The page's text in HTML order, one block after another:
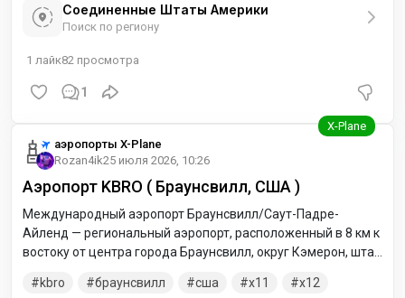
Соединенные Штаты Америки
Поиск по региону
1 лайк82 просмотра
1
аэропорты X-Plane
Rozan4ik25 июля 2026, 10:26
Аэропорт KBRO ( Браунсвилл, США )
Международный аэропорт Браунсвилл/Саут-Падре-
Айленд — региональный аэропорт, расположенный в 8 км к
востоку от центра города Браунсвилл, округ Кэмерон, штат
Plane 11 и X-Plane 12. Распаковывайте соответствующую
kbro браунсвилл сша x11
x12